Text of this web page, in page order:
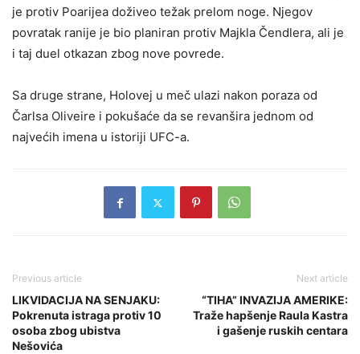
je protiv Poarijea doživeo težak prelom noge. Njegov
povratak ranije je bio planiran protiv Majkla Čendlera, ali je
i taj duel otkazan zbog nove povrede.
Sa druge strane, Holovej u meč ulazi nakon poraza od
Čarlsa Oliveire i pokušaće da se revanšira jednom od
najvećih imena u istoriji UFC-a.
Previous article
LIKVIDACIJA NA SENJAKU:
Pokrenuta istraga protiv 10
osoba zbog ubistva
Nešovića
Next article
“TIHA” INVAZIJA AMERIKE:
Traže hapšenje Raula Kastra
i gašenje ruskih centara